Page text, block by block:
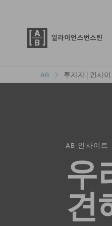
AB 투자자 | 인사
AB 인사이트
우
견